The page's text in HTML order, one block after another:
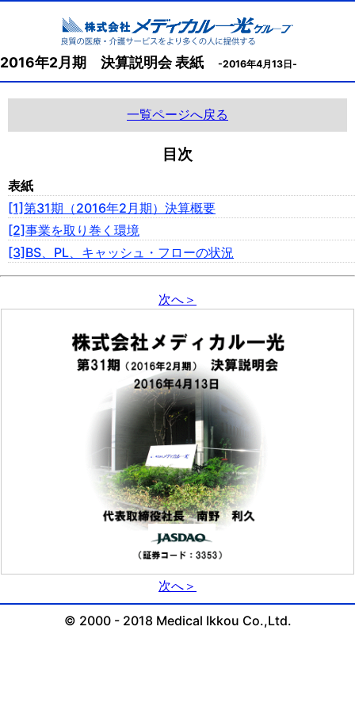
2016年2月期 決算説明会 表紙 -2016年4月13日-
一覧ページへ戻る
目次
表紙
[1]第31期（2016年2月期）決算概要
[2]事業を取り巻く環境
[3]BS、PL、キャッシュ・フローの状況
次へ＞
次へ＞
© 2000 - 2018 Medical Ikkou Co.,Ltd.